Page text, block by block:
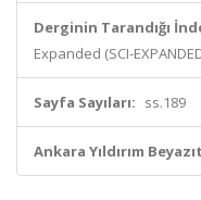
Derginin Tarandığı
Expanded (SCI-
Sayfa Sayıları: ss.189
Ankara Yıldırım